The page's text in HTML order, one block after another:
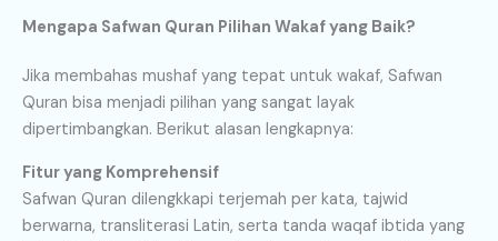
Mengapa Safwan Quran Pilihan Wakaf yang Baik?
Jika membahas mushaf yang tepat untuk wakaf, Safwan
Quran bisa menjadi pilihan yang sangat layak
dipertimbangkan. Berikut alasan lengkapnya:
Fitur yang Komprehensif
Safwan Quran dilengkkapi terjemah per kata, tajwid
berwarna, transliterasi Latin, serta tanda waqaf ibtida yang